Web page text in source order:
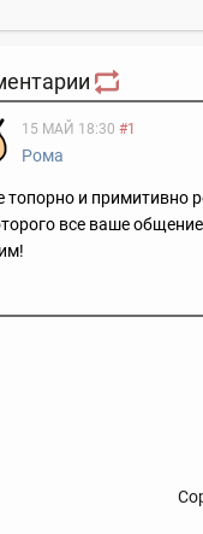
15 МАЙ 18:30 #1
Рома
топорно и примитивно
все ваше